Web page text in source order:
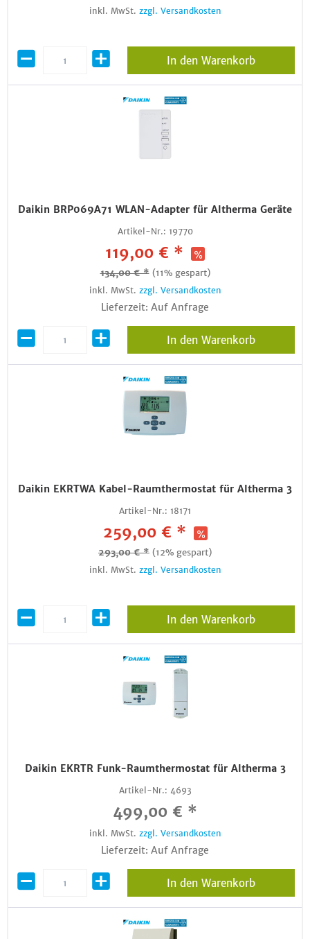
inkl. MwSt. zzgl. Versandkosten
In den Warenkorb
Daikin BRP069A71 WLAN-Adapter für Altherma Geräte
Artikel-Nr.: 19770
119,00 € *
134,00 € * (11% gespart)
inkl. MwSt. zzgl. Versandkosten
Lieferzeit: Auf Anfrage
In den Warenkorb
Daikin EKRTWA Kabel-Raumthermostat für Altherma 3
Artikel-Nr.: 18171
259,00 € *
293,00 € * (12% gespart)
inkl. MwSt. zzgl. Versandkosten
In den Warenkorb
Daikin EKRTR Funk-Raumthermostat für Altherma 3
Artikel-Nr.: 4693
499,00 € *
inkl. MwSt. zzgl. Versandkosten
Lieferzeit: Auf Anfrage
In den Warenkorb